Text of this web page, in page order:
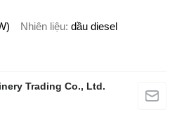
Nhiên liệu dầu diesel
Trading Co., Ltd.